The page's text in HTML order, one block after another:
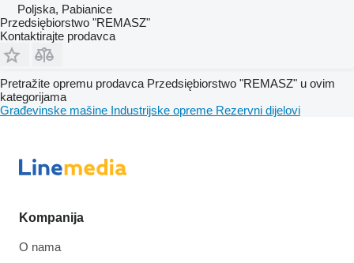
Poljska, Pabianice
Przedsiębiorstwo "REMASZ"
Kontaktirajte prodavca
Pretražite opremu prodavca Przedsiębiorstwo "REMASZ" u ovim
kategorijama
Građevinske mašine Industrijske opreme Rezervni dijelovi
Kompanija
O nama